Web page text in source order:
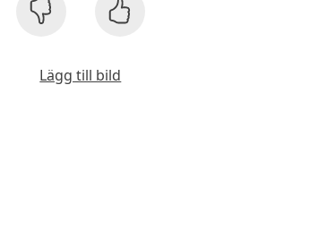
Lägg till bild